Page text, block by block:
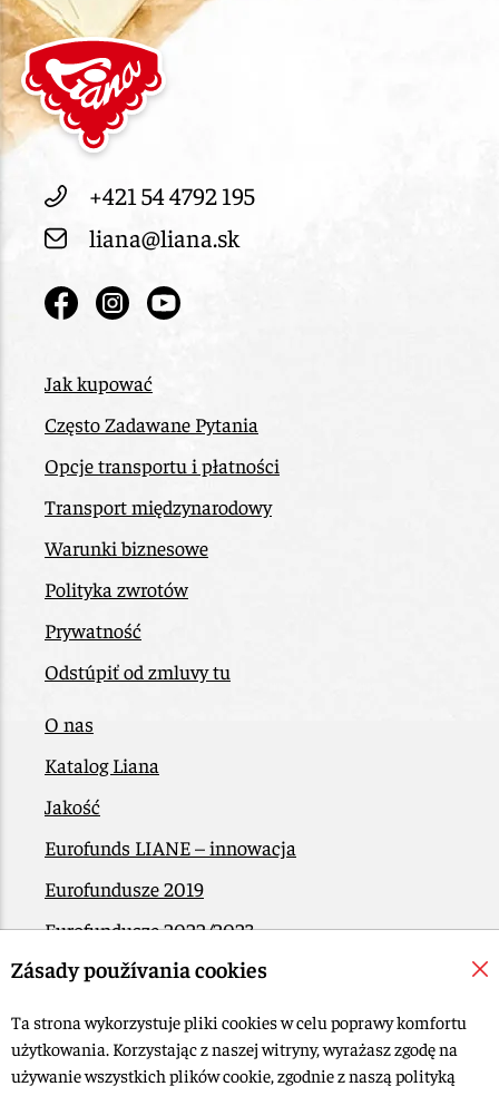
+421 54 4792 195
liana@liana.sk
Jak kupować
Często Zadawane Pytania
Opcje transportu i płatności
Transport międzynarodowy
Warunki biznesowe
Polityka zwrotów
Prywatność
Odstúpiť od zmluvy tu
O nas
Katalog Liana
Jakość
Eurofunds LIANE – innowacja
Eurofundusze 2019
Eurofundusze 2022/2023
EÚ Plán obnovy
Kontakt
© 2015-2026, LIANA GOLIAŠ s.r.o. Wszelkie prawa zastrzeżone.
Zásady používania cookies
Ta strona wykorzystuje pliki cookies w celu poprawy komfortu
użytkowania. Korzystając z naszej witryny, wyrażasz zgodę na
używanie wszystkich plików cookie, zgodnie z naszą polityką